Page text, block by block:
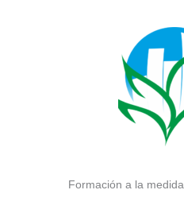
Formación a la